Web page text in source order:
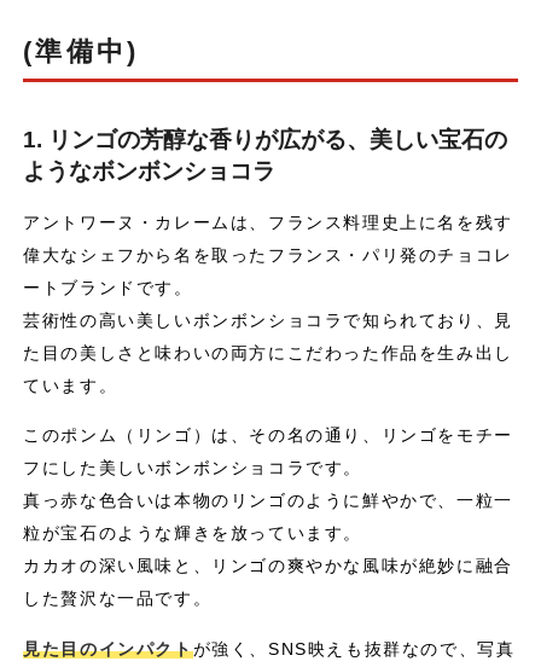
(準備中)
1. リンゴの芳醇な香りが広がる、美しい宝石の
ようなボンボンショコラ
アントワーヌ・カレームは、フランス料理史上に名を残す
偉大なシェフから名を取ったフランス・パリ発のチョコレ
ートブランドです。
芸術性の高い美しいボンボンショコラで知られており、見
た目の美しさと味わいの両方にこだわった作品を生み出し
ています。
このポンム（リンゴ）は、その名の通り、リンゴをモチー
フにした美しいボンボンショコラです。
真っ赤な色合いは本物のリンゴのように鮮やかで、一粒一
粒が宝石のような輝きを放っています。
カカオの深い風味と、リンゴの爽やかな風味が絶妙に融合
した贅沢な一品です。
見た目のインパクトが強く、SNS映えも抜群なので、写真